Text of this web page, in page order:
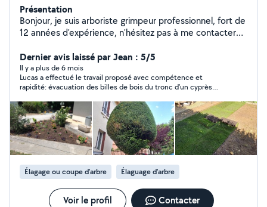
Présentation
Bonjour, je suis arboriste grimpeur professionnel, fort de
12 années d'expérience, n'hésitez pas à me contacter
ou vos jardins.
Dernier avis laissé par Jean : 5/5
Il y a plus de 6 mois
Lucas a effectué le travail proposé avec compétence et
rapidité: évacuation des billes de bois du tronc d'un cyprès
recommande donc.
Élagage ou coupe d'arbre Élaguage d'arbre
Voir le profil Contacter